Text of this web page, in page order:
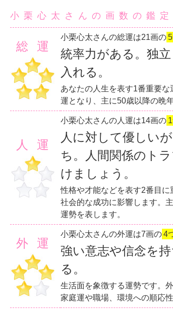
小栗心太さんの画数の鑑定
総運
小栗心太さんの総運は21画の
統率力がある。独
入れる。
あなたの人生を表す1番重要
運となり、主に50歳以降の晩
人運
小栗心太さんの人運は14画の
人に対して優しい
ち。人間関係のト
けましょう。
性格や才能などを表す2番目に
社会的な成功に影響します。
運勢を表します。
外運
小栗心太さんの外運は7画の4
強い意志や信念を
る。
生活面を象徴する運勢です。
家庭運や職場、環境への順応性